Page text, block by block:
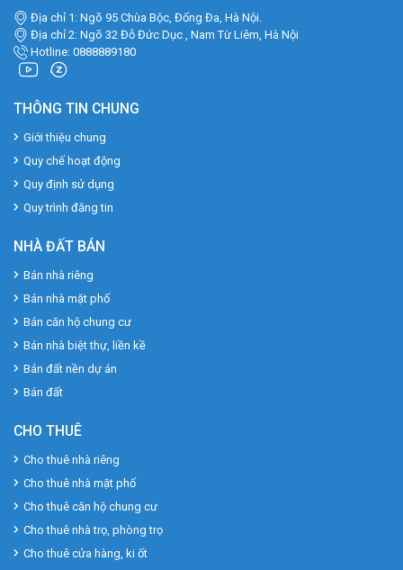
Địa chỉ 1: Ngõ 95 Chùa Bộc, Đống Đa, Hà Nội.
Địa chỉ 2: Ngõ 32 Đỗ Đức Dục , Nam Từ Liêm, Hà Nội
Hotline: 0888889180
THÔNG TIN CHUNG
Giới thiệu chung
Quy chế hoạt động
Quy định sử dụng
Quy trình đăng tin
NHÀ ĐẤT BÁN
Bán nhà riêng
Bán nhà mặt phố
Bán căn hộ chung cư
Bán nhà biệt thự, liền kề
Bán đất nền dự án
Bán đất
CHO THUÊ
Cho thuê nhà riêng
Cho thuê nhà mặt phố
Cho thuê căn hộ chung cư
Cho thuê nhà trọ, phòng trọ
Cho thuê cửa hàng, ki ốt